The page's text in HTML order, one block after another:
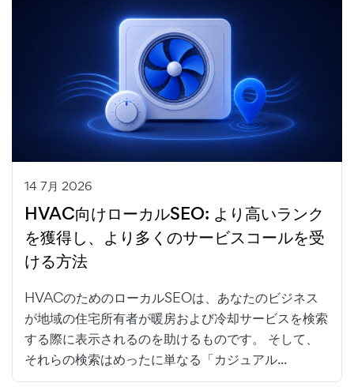
14 7月 2026
HVAC向けローカルSEO: より高いランク
を獲得し、より多くのサービスコールを受
ける方法
HVACのためのローカルSEOは、あなたのビジネス
が地域の住宅所有者が暖房および冷却サービスを検索
する際に表示されるのを助けるものです。 そして、
それらの検索はめったに単なる「カジュアル...